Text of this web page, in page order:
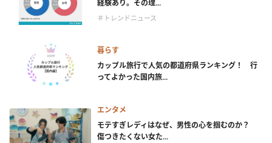
経験あり。その理...
＃トレンドニュース
暮らす
カップル旅行で人気の都道府県ランキング！ 行
ってよかった国内旅...
エンタメ
モテすぎレディはなぜ、男性の心を掴むのか？
傷つきたくない女た...